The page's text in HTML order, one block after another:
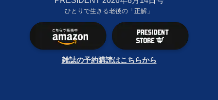
ひとりで生きる老後の「正解」
雑誌の予約購読はこちらから